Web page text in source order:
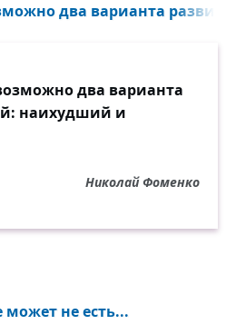
два варианта
два варианта
наихудший и
Николай Фоменко
может не есть...